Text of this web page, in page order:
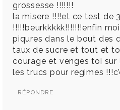
grossesse !!!!!!!
la misere !!!!et ce test de
!!!!!beurkkkkk!!!!!!!enfin
piqures dans le bout des
taux de sucre et tout et
courage et venges toi
les trucs pour regimes
RÉPONDRE